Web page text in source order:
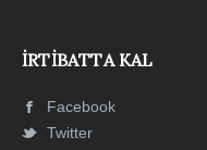
İRTIBATTA KAL
Facebook
Twitter